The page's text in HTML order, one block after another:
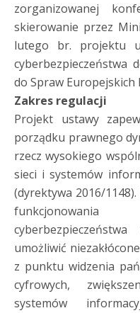
zorganizowanej
skierowanie przez
lutego br. projektu
cyberbezpieczeństwa
do Spraw Europejskich
Zakres regulacji
Projekt ustawy
porządku prawnego
rzecz wysokiego
sieci i systemów
(dyrektywa 2016/
umożliwić
z punktu widzenia
cyfrowych,
systemów